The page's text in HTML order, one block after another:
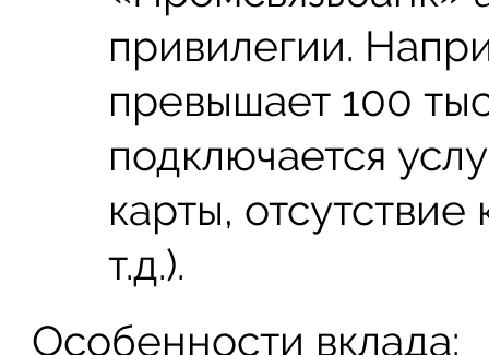
привилегии.
превышает 100
подключается
карты,
т.д.).
Особенности вклада: